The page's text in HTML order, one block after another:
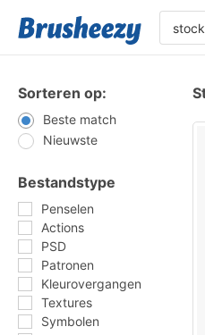
Sorteren op:
Beste match
Nieuwste
Bestandstype
Penselen
Actions
PSD
Patronen
Kleurovergangen
Textures
Symbolen